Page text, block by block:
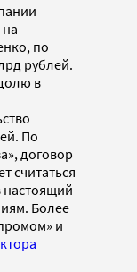
по
рублей.
в
По
договор
считаться
Более
и